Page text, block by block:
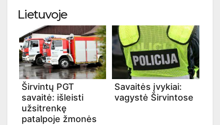
Lietuvoje
Širvintų PGT
savaitė: išleisti
užsitrenkę
patalpoje žmonės
Savaitės įvykiai:
vagystė Širvintose